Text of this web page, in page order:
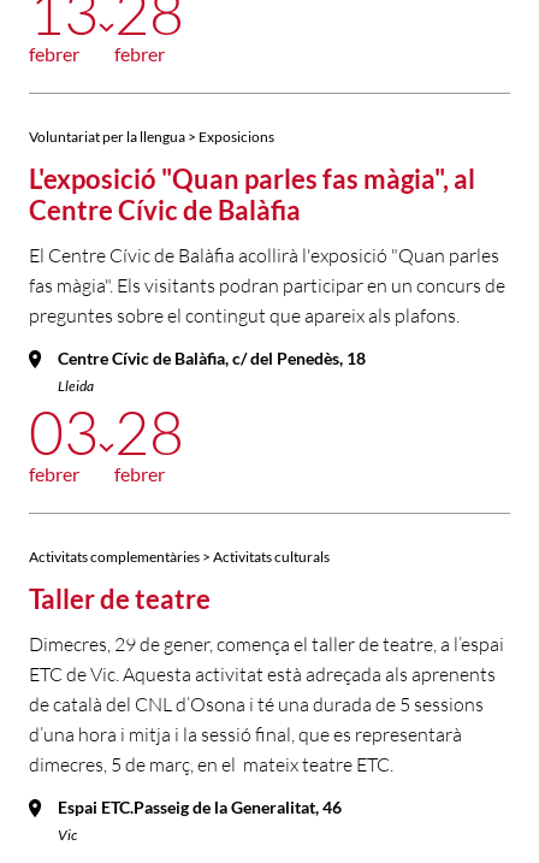
febrer febrer
Voluntariat per la llengua > Exposicions
L'exposició "Quan parles fas màgia", al
Centre Cívic de Balàfia
El Centre Cívic de Balàfia acollirà l'exposició "Quan parles
fas màgia". Els visitants podran participar en un concurs de
preguntes sobre el contingut que apareix als plafons.
Centre Cívic de Balàfia, c/ del Penedès, 18
Lleida
03
febrer
28
febrer
Activitats complementàries > Activitats culturals
Taller de teatre
Dimecres, 29 de gener, comença el taller de teatre, a l’espai
ETC de Vic. Aquesta activitat està adreçada als aprenents
de català del CNL d’Osona i té una durada de 5 sessions
d’una hora i mitja i la sessió final, que es representarà
dimecres, 5 de març, en el mateix teatre ETC.
Espai ETC.Passeig de la Generalitat, 46
Vic